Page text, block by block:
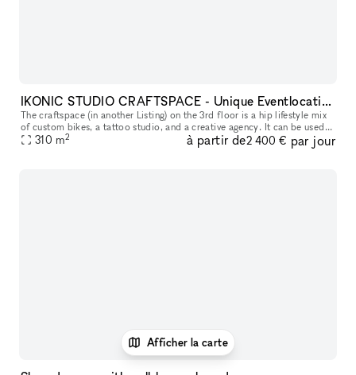
IKONIC STUDIO CRAFTSPACE - Unique Eventlocation
The craftspace (in another Listing) on the 3rd floor is a hip lifestyle mix
of custom bikes, a tattoo studio, and a creative agency. It can be used
as a film studio with cool motifs or for special ev
310 m2 à partir de2 400 € par jour
Afficher la carte